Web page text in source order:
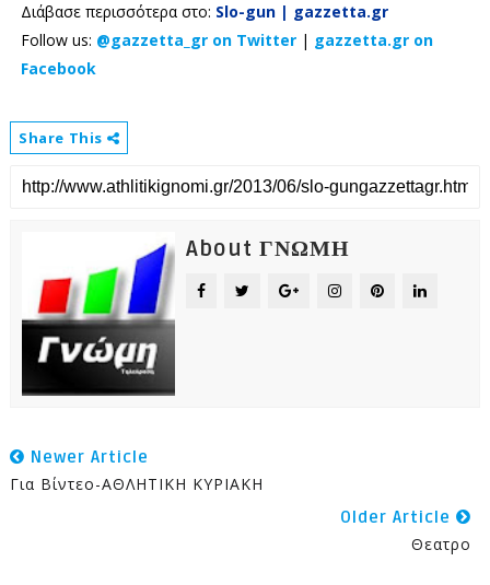
Διάβασε περισσότερα στο: Slo-gun | gazzetta.gr
Follow us: @gazzetta_gr on Twitter| gazzetta.gr on
Facebook
Share This
About ΓΝΩΜΗ
Newer Article
Για Βίντεο-ΑΘΛΗΤΙΚΗ ΚΥΡΙΑΚΗ
Older Article
Θεατρο